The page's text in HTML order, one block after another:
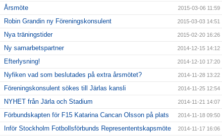
Årsmöte 2015-03-06 11:59
Robin Grandin ny Föreningskonsulent 2015-03-03 14:51
Nya träningstider 2015-02-20 16:26
Ny samarbetspartner 2014-12-15 14:12
Efterlysning! 2014-12-10 17:20
Nyfiken vad som beslutades på extra årsmötet? 2014-11-28 13:22
Föreningskonsulent sökes till Järlas kansli 2014-11-25 12:54
NYHET från Järla och Stadium 2014-11-21 14:07
Förbundskapten för F15 Katarina Cancan Olsson på plats 2014-11-18 09:50
Inför Stockholm Fotbollsförbunds Represententskapsmöte 2014-11-17 16:06